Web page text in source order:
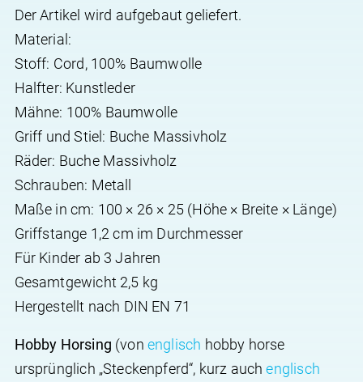
Der Artikel wird aufgebaut geliefert.
Material:
Stoff: Cord, 100% Baumwolle
Halfter: Kunstleder
Mähne: 100% Baumwolle
Griff und Stiel: Buche Massivholz
Räder: Buche Massivholz
Schrauben: Metall
Maße in cm: 100 × 26 × 25 (Höhe × Breite × Länge)
Griffstange 1,2 cm im Durchmesser
Für Kinder ab 3 Jahren
Gesamtgewicht 2,5 kg
Hergestellt nach DIN EN 71
Hobby Horsing (von englisch hobby horse
ursprünglich „Steckenpferd“, kurz auchenglisch